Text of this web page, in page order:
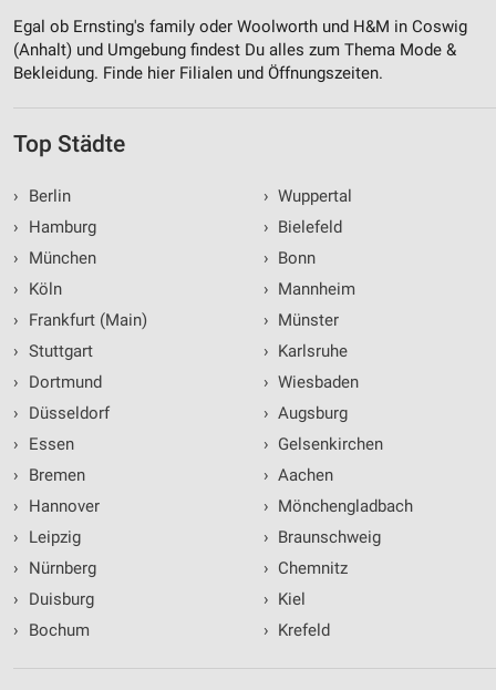
Egal ob Ernsting's family oder Woolworth und H&M in Coswig
(Anhalt) und Umgebung findest Du alles zum Thema Mode &
Bekleidung. Finde hier Filialen und Öffnungszeiten.
Top Städte
›
Berlin
›
Hamburg
›
München
›
Köln
›
Frankfurt (Main)
› Stuttgart
›
Dortmund
›
Düsseldorf
›
Essen
›
Bremen
›
Hannover
›
Leipzig
›
Nürnberg
›
Duisburg
›
Bochum
› Wuppertal
› Bielefeld
› Bonn
› Mannheim
› Münster
› Karlsruhe
› Wiesbaden
› Augsburg
› Gelsenkirchen
› Aachen
› Mönchengladbach
› Braunschweig
› Chemnitz
› Kiel
› Krefeld